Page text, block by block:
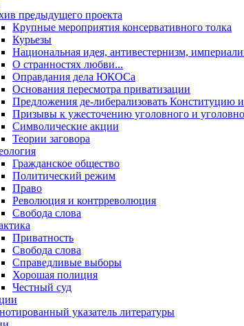
предыдущего проекта
Крупные мероприятия консервативного толка
Курьезы
Национальная идея, антивестернизм,
О странностях любви...
Оправдания дела ЮКОСа
Основания пересмотра приватизации
Предложения де-либерализовать Конституцию
Призывы к ужесточению уголовного и
Символические акции
Теории заговора
Гражданское общество
Политический режим
Право
Революция и контрреволюция
Свобода слова
Приватность
Свобода слова
Справедливые выборы
Хорошая полиция
Честный суд
указатель литературы